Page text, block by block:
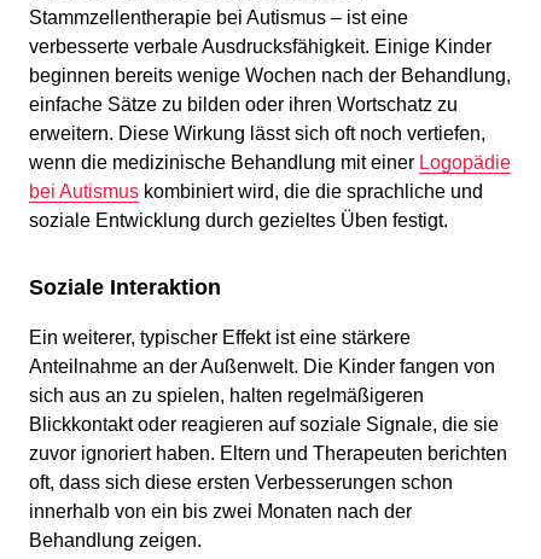
Stammzellentherapie bei Autismus – ist eine
verbesserte verbale Ausdrucksfähigkeit. Einige Kinder
beginnen bereits wenige Wochen nach der Behandlung,
einfache Sätze zu bilden oder ihren Wortschatz zu
erweitern. Diese Wirkung lässt sich oft noch vertiefen,
wenn die medizinische Behandlung mit einer Logopädie
bei Autismus kombiniert wird, die die sprachliche und
soziale Entwicklung durch gezieltes Üben festigt.
Soziale Interaktion
Ein weiterer, typischer Effekt ist eine stärkere
Anteilnahme an der Außenwelt. Die Kinder fangen von
sich aus an zu spielen, halten regelmäßigeren
Blickkontakt oder reagieren auf soziale Signale, die sie
zuvor ignoriert haben. Eltern und Therapeuten berichten
oft, dass sich diese ersten Verbesserungen schon
innerhalb von ein bis zwei Monaten nach der
Behandlung zeigen.